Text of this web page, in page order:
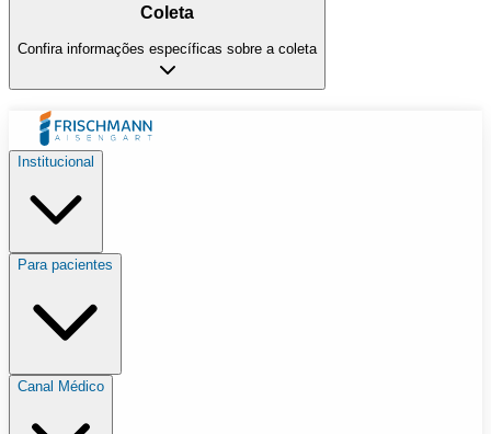
Coleta
Confira informações específicas sobre a coleta
Institucional
Para pacientes
Canal Médico